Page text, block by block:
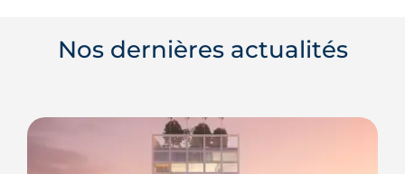
Nos dernières actualités